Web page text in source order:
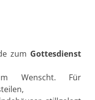
zum Gottesdienst
Wenscht. Für